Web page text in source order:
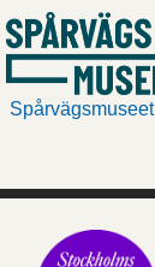
Spårvägsmuseet